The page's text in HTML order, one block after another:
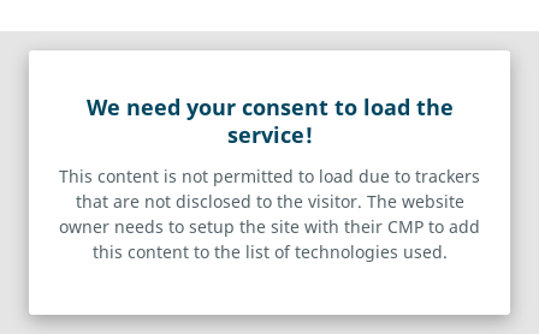
We need your consent to load the
service!
This content is not permitted to load due to trackers
that are not disclosed to the visitor. The website
owner needs to setup the site with their CMP to add
this content to the list of technologies used.
Powered byUsercentrics Consent Management Platform